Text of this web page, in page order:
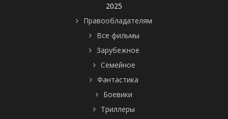
2025
Правообладателям
Все фильмы
Зарубежное
Семейное
Фантастика
Боевики
Триллеры